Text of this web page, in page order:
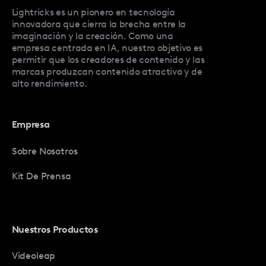
Lightricks es un pionero en tecnología
innovadora que cierra la brecha entre la
imaginación y la creación. Como una
empresa centrada en IA, nuestro objetivo es
permitir que los creadores de contenido y las
marcas produzcan contenido atractivo y de
alto rendimiento.
Empresa
Sobre Nosotros
Kit De Prensa
Nuestros Productos
Videoleap